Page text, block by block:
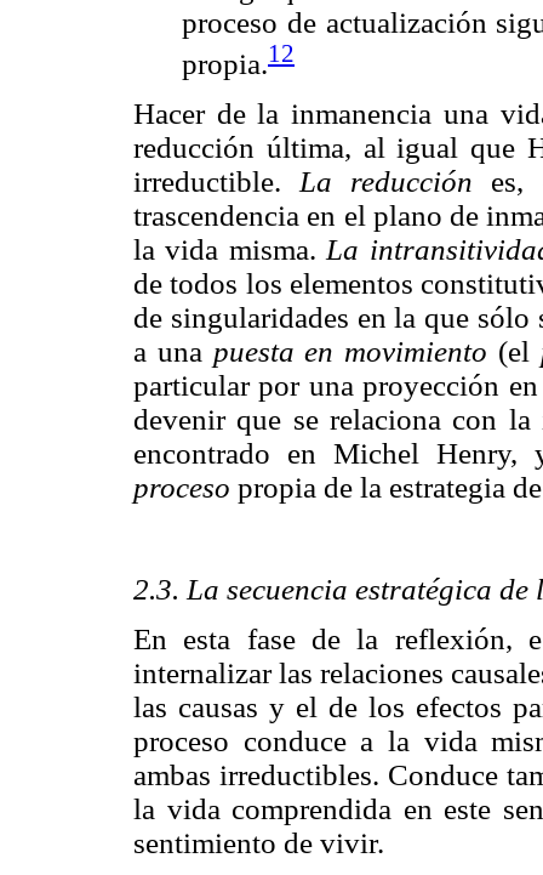
proceso de actualización
propia.12
Hacer de la inmanencia una
reducción última, al igual que
irreductible. La reducción es,
trascendencia en el plano de
la vida misma. La
de todos los elementos
de singularidades en la que
a una puesta en movimiento (el
particular por una proyección
devenir que se relaciona con
encontrado en Michel
proceso propia de la estrategia
2.3. La secuencia estratégica de
En esta fase de la reflexión,
internalizar las relaciones
las causas y el de los efectos
proceso conduce a la vida
ambas irreductibles. Conduce
la vida comprendida en este
sentimiento de vivir.